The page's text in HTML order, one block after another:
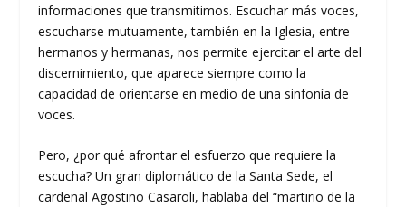
informaciones que transmitimos. Escuchar más voces,
escucharse mutuamente, también en la Iglesia, entre
hermanos y hermanas, nos permite ejercitar el arte del
discernimiento, que aparece siempre como la
capacidad de orientarse en medio de una sinfonía de
voces.
Pero, ¿por qué afrontar el esfuerzo que requiere la
escucha? Un gran diplomático de la Santa Sede, el
cardenal Agostino Casaroli, hablaba del “martirio de la